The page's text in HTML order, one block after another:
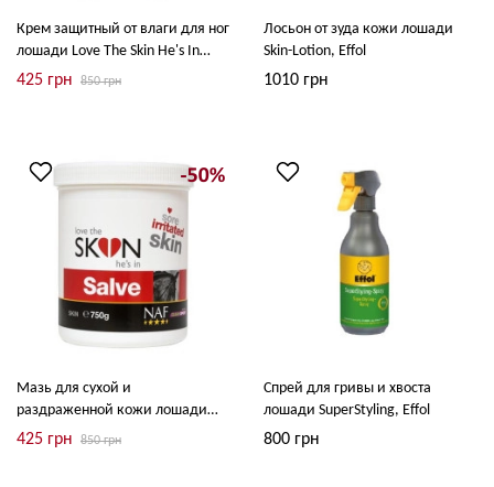
Крем защитный от влаги для ног
лошади Love The Skin He's In
Mud Gard Barrier Cream, NAF 5
850 грн
425 грн
Лосьон от зуда кожи лошади
Skin-Lotion, Effol
1010 грн
Мазь для сухой и
раздраженной кожи лошади
Love The Skin He's In Mud Gard
850 грн
425 грн
Спрей для гривы и хвоста
лошади SuperStyling, Effol
800 грн